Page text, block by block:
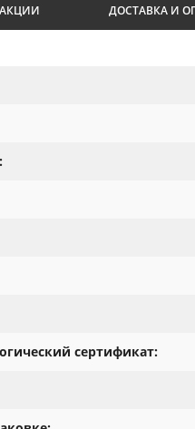
АКЦИИ ДОСТАВКА И
сертификат: